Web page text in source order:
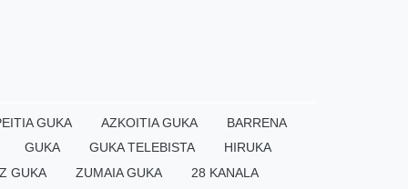
GUKA AZKOITIA GUKA
BARRENA
GUKA
GUKA TELEBISTA
HIRUKA
GUKA
ZUMAIA GUKA 28 KANALA